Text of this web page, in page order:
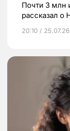
Почти 3 млн
рассказал о
20:10 / 25.07.26